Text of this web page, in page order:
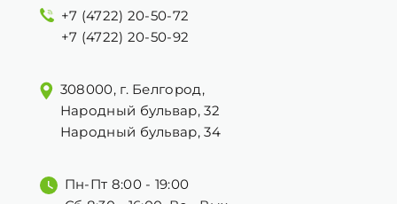
+7 (4722) 20-50-72
+7 (4722) 20-50-92
308000, г. Белгород,
Народный бульвар, 32
Народный бульвар, 34
Пн-Пт 8:00 - 19:00